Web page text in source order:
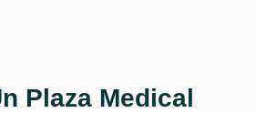
Plaza Medical